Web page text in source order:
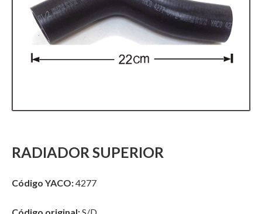
RADIADOR SUPERIOR
Código YACO:4277
Código original:S/D